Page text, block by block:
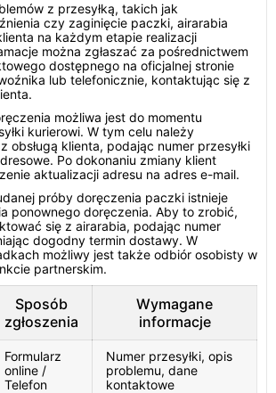
z przesyłką, takich jak
czy zaginięcie paczki, airarabia
na każdym etapie realizacji
można zgłaszać za pośrednictwem
dostępnego na oficjalnej stronie
lub telefonicznie, kontaktując się z
możliwa jest do momentu
kurierowi. W tym celu należy
obsługą klienta, podając numer przesyłki
Po dokonaniu zmiany klient
aktualizacji adresu na adres e-mail.
próby doręczenia paczki istnieje
ponownego doręczenia. Aby to zrobić,
się z airarabia, podając numer
dogodny termin dostawy. W
możliwy jest także odbiór osobisty w
partnerskim.
Sposób
zgłoszenia
Wymagane
informacje
Formularz
online /
Telefon
Numer przesyłki, opis
problemu, dane
kontaktowe